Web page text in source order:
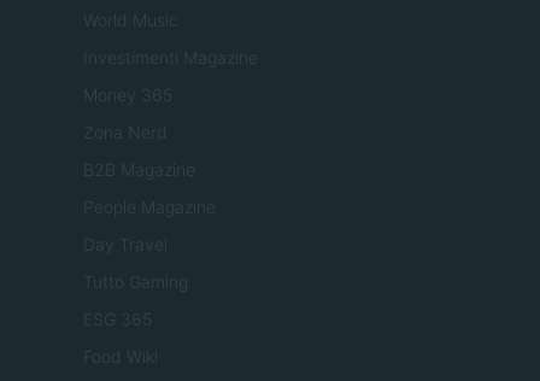
World Music
Investimenti Magazine
Money 365
Zona Nerd
B2B Magazine
People Magazine
Day Travel
Tutto Gaming
ESG 365
Food Wiki